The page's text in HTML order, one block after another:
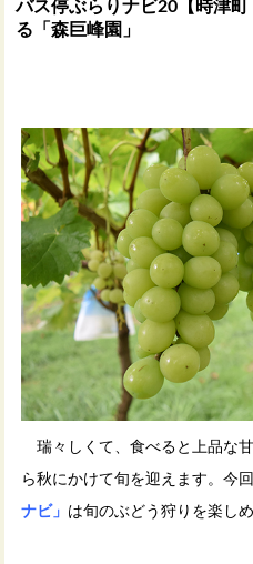
バス停ぶらりナビ20【時津
る「森巨峰園」
瑞々しくて、食べると上品な
ら秋にかけて旬を迎えます。今
ナビ」 は旬のぶどう狩りを楽し